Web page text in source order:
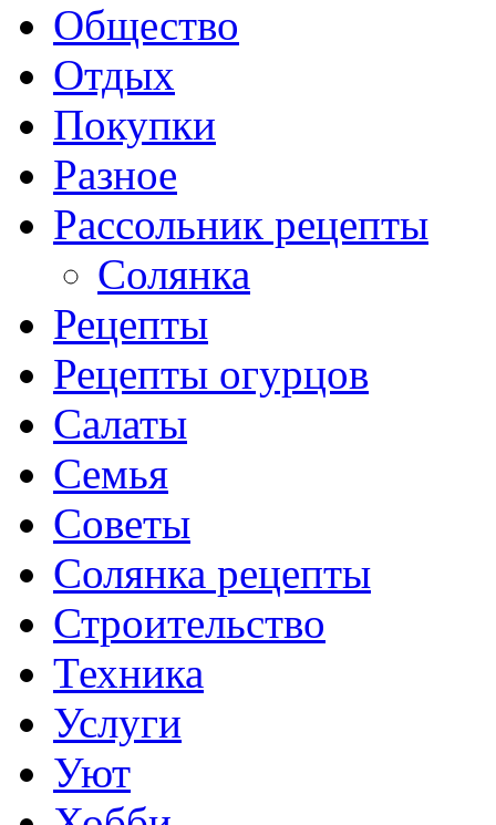
Общество
Отдых
Покупки
Разное
Рассольник рецепты
Солянка
Рецепты
Рецепты огурцов
Салаты
Семья
Советы
Солянка рецепты
Строительство
Техника
Услуги
Уют